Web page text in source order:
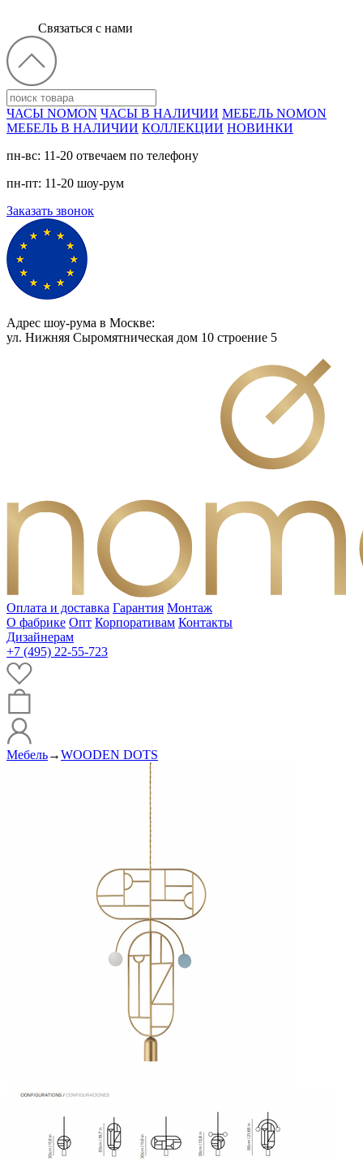
Связаться с нами
ЧАСЫ NOMON ЧАСЫ В НАЛИЧИИ МЕБЕЛЬ NOMON
МЕБЕЛЬ В НАЛИЧИИ КОЛЛЕКЦИИ НОВИНКИ
пн-вс: 11-20 отвечаем по телефону
пн-пт: 11-20 шоу-рум
Заказать звонок
Адрес шоу-рума в Москве:
ул. Нижняя Сыромятническая дом 10 cтроение 5
Оплата и доставка Гарантия Монтаж
О фабрике Опт Корпоративам Контакты
Дизайнерам
+7 (495) 22-55-723
Мебель→WOODEN DOTS